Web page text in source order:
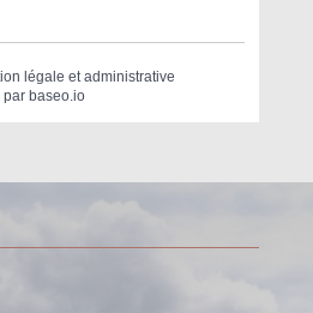
légale et administrative
par baseo.io